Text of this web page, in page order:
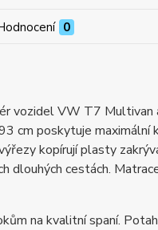
0
vozidel VW T7 Multivan
cm poskytuje maximální
kopírují plasty
dlouhých cestách.
na kvalitní spaní.